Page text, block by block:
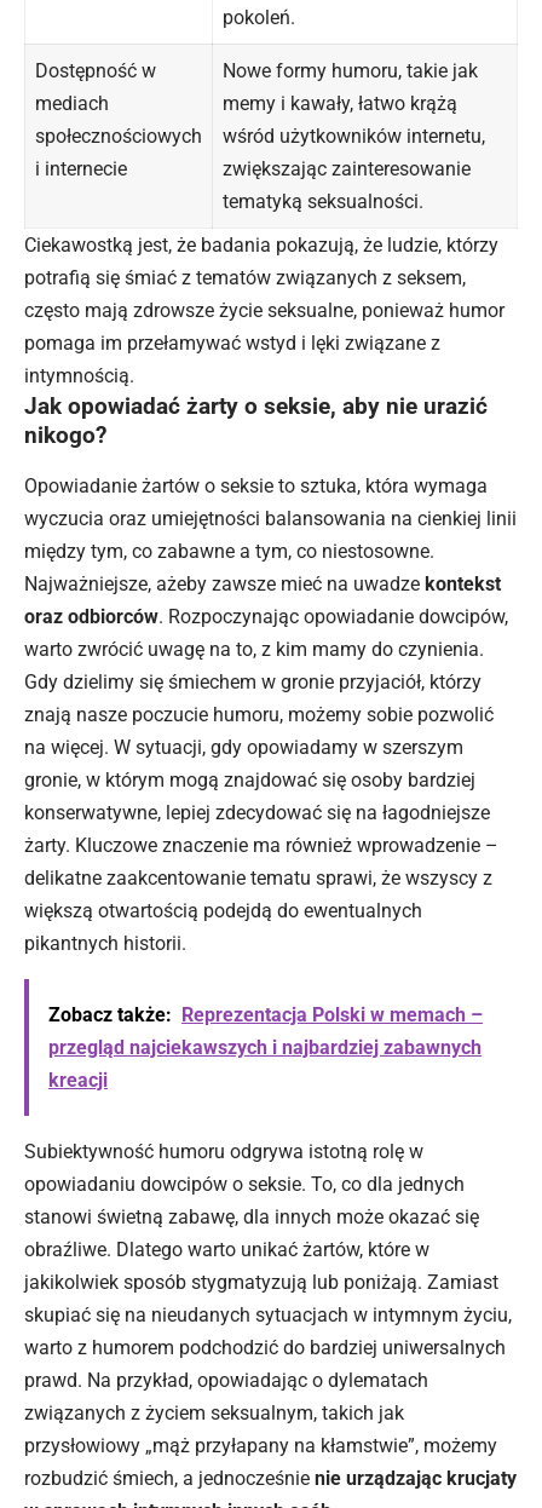
pokoleń.
Dostępność w
mediach
społecznościowych
i internecie
Nowe formy humoru, takie jak
memy i kawały, łatwo krążą
wśród użytkowników internetu,
zwiększając zainteresowanie
tematyką seksualności.
Ciekawostką jest, że badania pokazują, że ludzie, którzy
potrafią się śmiać z tematów związanych z seksem,
często mają zdrowsze życie seksualne, ponieważ humor
pomaga im przełamywać wstyd i lęki związane z
intymnością.
Jak opowiadać żarty o seksie, aby nie urazić
nikogo?
Opowiadanie żartów o seksie to sztuka, która wymaga
wyczucia oraz umiejętności balansowania na cienkiej linii
między tym, co zabawne a tym, co niestosowne.
Najważniejsze, ażeby zawsze mieć na uwadze kontekst
oraz odbiorców. Rozpoczynając opowiadanie dowcipów,
warto zwrócić uwagę na to, z kim mamy do czynienia.
Gdy dzielimy się śmiechem w gronie przyjaciół, którzy
znają nasze poczucie humoru, możemy sobie pozwolić
na więcej. W sytuacji, gdy opowiadamy w szerszym
gronie, w którym mogą znajdować się osoby bardziej
konserwatywne, lepiej zdecydować się na łagodniejsze
żarty. Kluczowe znaczenie ma również wprowadzenie –
delikatne zaakcentowanie tematu sprawi, że wszyscy z
większą otwartością podejdą do ewentualnych
pikantnych historii.
Zobacz także: Reprezentacja Polski w memach –
przegląd najciekawszych i najbardziej zabawnych
kreacji
Subiektywność humoru odgrywa istotną rolę w
opowiadaniu dowcipów o seksie. To, co dla jednych
stanowi świetną zabawę, dla innych może okazać się
obraźliwe. Dlatego warto unikać żartów, które w
jakikolwiek sposób stygmatyzują lub poniżają. Zamiast
skupiać się na nieudanych sytuacjach w intymnym życiu,
warto z humorem podchodzić do bardziej uniwersalnych
prawd. Na przykład, opowiadając o dylematach
związanych z życiem seksualnym, takich jak
przysłowiowy „mąż przyłapany na kłamstwie”, możemy
rozbudzić śmiech, a jednocześnie nie urządzając krucjaty